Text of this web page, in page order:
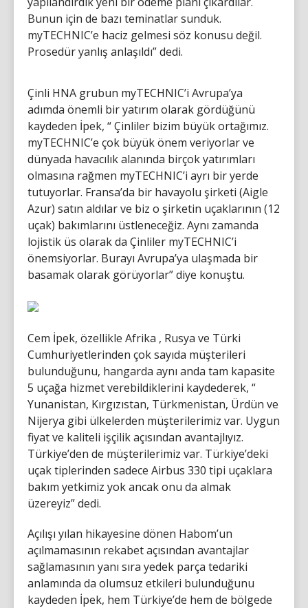
Bunun için de bazı teminatlar sunduk.
myTECHNIC’e haciz gelmesi söz konusu değil.
Prosedür yanlış anlaşıldı” dedi.
Çinli HNA grubun myTECHNIC’i Avrupa’ya
adımda önemli bir yatırım olarak gördüğünü
kaydeden İpek, “ Çinliler bizim büyük ortağımız.
myTECHNIC’e çok büyük önem veriyorlar ve
dünyada havacılık alanında birçok yatırımları
olmasına rağmen myTECHNIC’i ayrı bir yerde
tutuyorlar. Fransa’da bir havayolu şirketi (Aigle
Azur) satın aldılar ve biz o şirketin uçaklarının (12
uçak) bakımlarını üstleneceğiz. Aynı zamanda
lojistik üs olarak da Çinliler myTECHNIC’i
önemsiyorlar. Burayı Avrupa’ya ulaşmada bir
basamak olarak görüyorlar” diye konuştu.
Cem İpek, özellikle Afrika , Rusya ve Türki
Cumhuriyetlerinden çok sayıda müşterileri
bulunduğunu, hangarda aynı anda tam kapasite
5 uçağa hizmet verebildiklerini kaydederek, “
Yunanistan, Kırgızıstan, Türkmenistan, Ürdün ve
Nijerya gibi ülkelerden müşterilerimiz var. Uygun
fiyat ve kaliteli işçilik açısından avantajlıyız.
Türkiye’den de müşterilerimiz var. Türkiye’deki
uçak tiplerinden sadece Airbus 330 tipi uçaklara
bakım yetkimiz yok ancak onu da almak
üzereyiz” dedi.
Açılışı yılan hikayesine dönen Habom’un
açılmamasının rekabet açısından avantajlar
sağlamasının yanı sıra yedek parça tedariki
anlamında da olumsuz etkileri bulunduğunu
kaydeden İpek, hem Türkiye’de hem de bölgede